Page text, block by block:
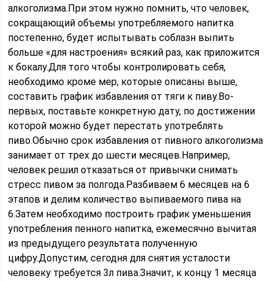
алкоголизма.При этом нужно помнить, что человек,
сокращающий объемы употребляемого напитка
постепенно, будет испытывать соблазн выпить
больше «для настроения» всякий раз, как приложится
к бокалу.Для того чтобы контролировать себя,
необходимо кроме мер, которые описаны выше,
составить график избавления от тяги к пиву.Во-
первых, поставьте конкретную дату, по достижении
которой можно будет перестать употреблять
пиво.Обычно срок избавления от пивного алкоголизма
занимает от трех до шести месяцев.Например,
человек решил отказаться от привычки снимать
стресс пивом за полгода.Разбиваем 6 месяцев на 6
этапов и делим количество выпиваемого пива на
6.Затем необходимо построить график уменьшения
употребления пенного напитка, ежемесячно вычитая
из предыдущего результата полученную
цифру.Допустим, сегодня для снятия усталости
человеку требуется 3л пива.Значит, к концу 1 месяца